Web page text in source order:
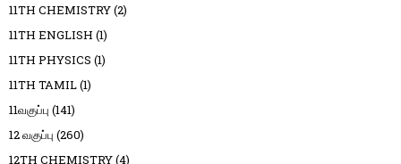
11TH CHEMISTRY(2)
11TH ENGLISH (1)
11TH PHYSICS (1)
11TH TAMIL(1)
11வகுப்பு (141)
12 வகுப்பு (260)
12TH CHEMISTRY(4)